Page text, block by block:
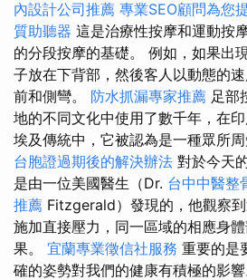
內設計公司推薦 專業SEO顧問為您
質助聽器 這是治療性按摩和運動按
的分段按摩的基礎。 例如，如果出
子放在下背部，然後客人以動態的
前和側彎。 防水抓漏專家推薦 足部
地的不同文化中使用了數千年，在
埃及傳統中，它被認為是一種眾所周
台胞證過期後的解決辦法 對於今天
是由一位美國醫生（Dr. 台中中醫整
推薦 Fitzgerald）發現的，他觀察
施加直接壓力，同一區域的相應身
果。 宜蘭專業徵信社服務 重要的是
確的姿勢對我們的健康有積極的影